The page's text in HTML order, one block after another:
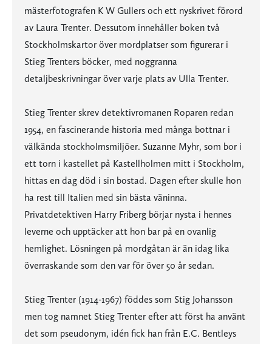
mästerfotografen K W Gullers och ett nyskrivet förord
av Laura Trenter. Dessutom innehåller boken två
Stockholmskartor över mordplatser som figurerar i
Stieg Trenters böcker, med noggranna
detaljbeskrivningar över varje plats av Ulla Trenter.
Stieg Trenter skrev detektivromanen Roparen redan
1954, en fascinerande historia med många bottnar i
välkända stockholmsmiljöer. Suzanne Myhr, som bor i
ett torn i kastellet på Kastellholmen mitt i Stockholm,
hittas en dag död i sin bostad. Dagen efter skulle hon
ha rest till Italien med sin bästa väninna.
Privatdetektiven Harry Friberg börjar nysta i hennes
leverne och upptäcker att hon bar på en ovanlig
hemlighet. Lösningen på mordgåtan är än idag lika
överraskande som den var för över 50 år sedan.
Stieg Trenter (1914-1967) föddes som Stig Johansson
men tog namnet Stieg Trenter efter att först ha använt
det som pseudonym, idén fick han från E.C. Bentleys